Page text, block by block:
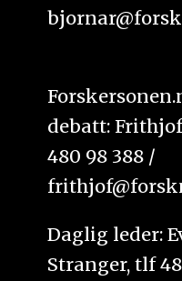
debatt:
480 98 388 /
Daglig leder:
Stranger, tlf